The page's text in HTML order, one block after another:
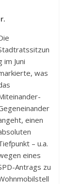
im Juni
was
einen
– u.a.
eines
Antrags zu